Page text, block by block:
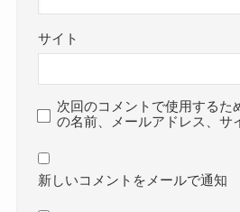
サイト
次回のコメントで使用するた
の名前、メールアドレス、サ
新しいコメントをメールで通知